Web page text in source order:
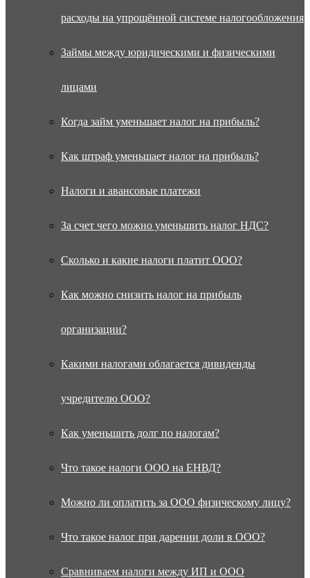
расходы на упрощённой системе налогообложения
Займы между юридическими и физическими
лицами
Когда займ уменьшает налог на прибыль?
Как штраф уменьшает налог на прибыль?
Налоги и авансовые платежи
За счет чего можно уменьшить налог НДС?
Сколько и какие налоги платит ООО?
Как можно снизить налог на прибыль
организации?
Какими налогами облагается дивиденды
учредителю ООО?
Как уменьшить долг по налогам?
Что такое налоги ООО на ЕНВД?
Можно ли оплатить за ООО физическому лицу?
Что такое налог при дарении доли в ООО?
Сравниваем налоги между ИП и ООО